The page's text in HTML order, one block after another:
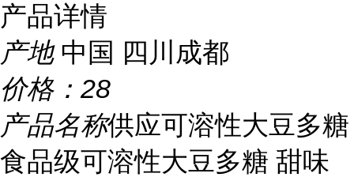
产品详情
产地 中国 四川成都
价格： 28
产品名称供应可溶性大豆多糖
食品级可溶性大豆多糖 甜味